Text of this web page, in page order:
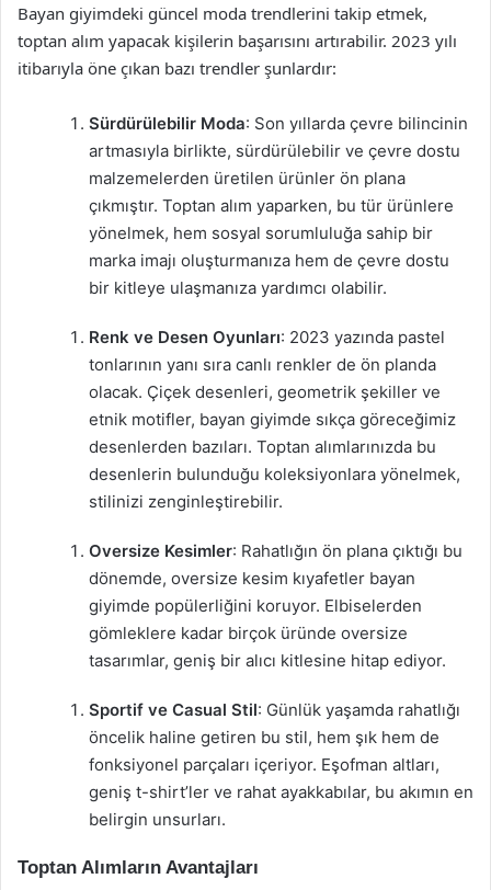
Bayan giyimdeki güncel moda trendlerini takip etmek,
toptan alım yapacak kişilerin başarısını artırabilir. 2023 yılı
itibarıyla öne çıkan bazı trendler şunlardır:
Sürdürülebilir Moda: Son yıllarda çevre bilincinin
artmasıyla birlikte, sürdürülebilir ve çevre dostu
malzemelerden üretilen ürünler ön plana
çıkmıştır. Toptan alım yaparken, bu tür ürünlere
yönelmek, hem sosyal sorumluluğa sahip bir
marka imajı oluşturmanıza hem de çevre dostu
bir kitleye ulaşmanıza yardımcı olabilir.
Renk ve Desen Oyunları: 2023 yazında pastel
tonlarının yanı sıra canlı renkler de ön planda
olacak. Çiçek desenleri, geometrik şekiller ve
etnik motifler, bayan giyimde sıkça göreceğimiz
desenlerden bazıları. Toptan alımlarınızda bu
desenlerin bulunduğu koleksiyonlara yönelmek,
stilinizi zenginleştirebilir.
Oversize Kesimler: Rahatlığın ön plana çıktığı bu
dönemde, oversize kesim kıyafetler bayan
giyimde popülerliğini koruyor. Elbiselerden
gömleklere kadar birçok üründe oversize
tasarımlar, geniş bir alıcı kitlesine hitap ediyor.
Sportif ve Casual Stil: Günlük yaşamda rahatlığı
öncelik haline getiren bu stil, hem şık hem de
fonksiyonel parçaları içeriyor. Eşofman altları,
geniş t-shirt’ler ve rahat ayakkabılar, bu akımın en
belirgin unsurları.
Toptan Alımların Avantajları